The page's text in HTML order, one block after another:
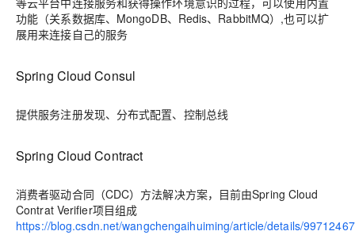
功能（关系数据库、MongoDB、Redis、RabbitMQ）,也可以扩
展用来连接自己的服务
Spring Cloud Consul
提供服务注册发现、分布式配置、控制总线
Spring Cloud Contract
消费者驱动合同（CDC）方法解决方案，目前由Spring Cloud
Contrat Verifier项目组成
https://blog.csdn.net/wangchengaihuiming/article/details/99712467